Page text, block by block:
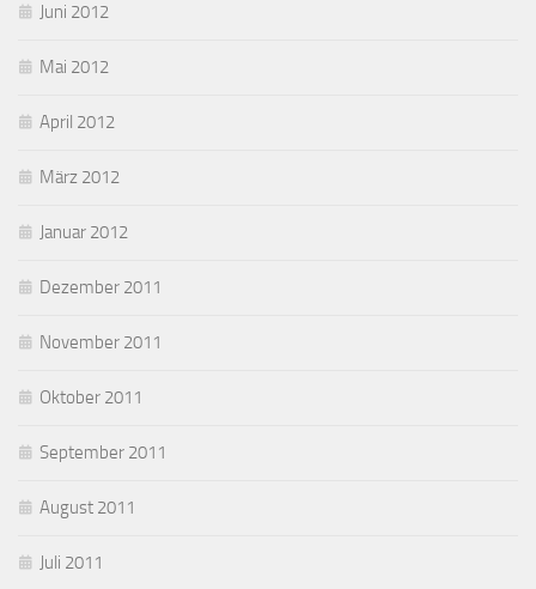
Juni 2012
Mai 2012
April 2012
März 2012
Januar 2012
Dezember 2011
November 2011
Oktober 2011
September 2011
August 2011
Juli 2011